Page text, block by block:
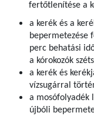
fertőtlenítése a
a kerék és a
bepermetezése
perc behatási
a kórokozók
a kerék és
vízsugárral
a mosófolyadék
újbóli